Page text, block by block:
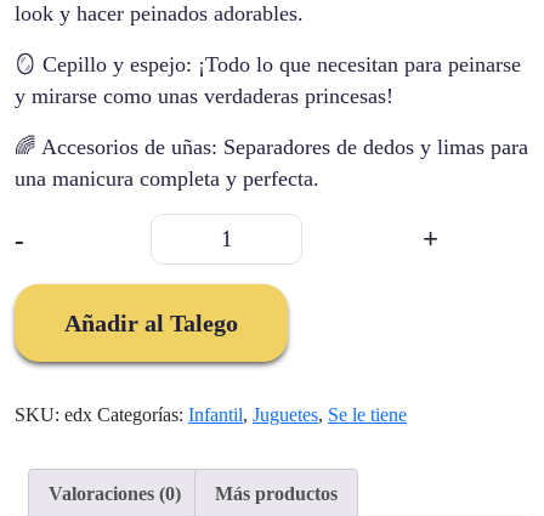
look y hacer peinados adorables.
🪞 Cepillo y espejo: ¡Todo lo que necesitan para peinarse
y mirarse como unas verdaderas princesas!
🌈 Accesorios de uñas: Separadores de dedos y limas para
una manicura completa y perfecta.
-
Kit
Unas
Ninas
+
Añadir al Talego
SKU: edx Categorías: Infantil, Juguetes, Se le tiene
Valoraciones (0) Más productos